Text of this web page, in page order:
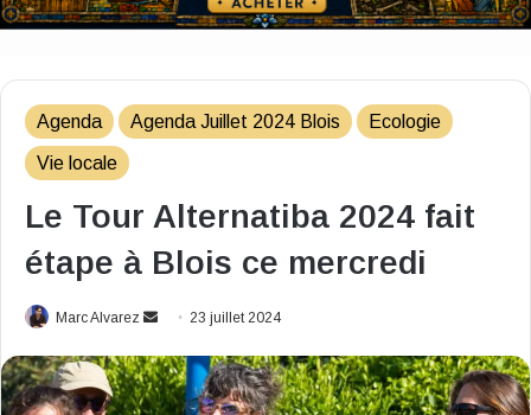
Agenda Agenda Juillet 2024 Blois Ecologie
Vie locale
Le Tour Alternatiba 2024 fait
étape à Blois ce mercredi
Marc Alvarez
Envoyer
courriel
23 juillet 2024